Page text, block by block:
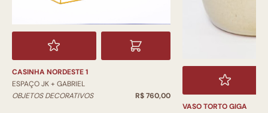
CASINHA NORDESTE 1
ESPAÇO JK + GABRIEL
OBJETOS DECORATIVOS
R$ 760,00
VASO TORTO GIGA